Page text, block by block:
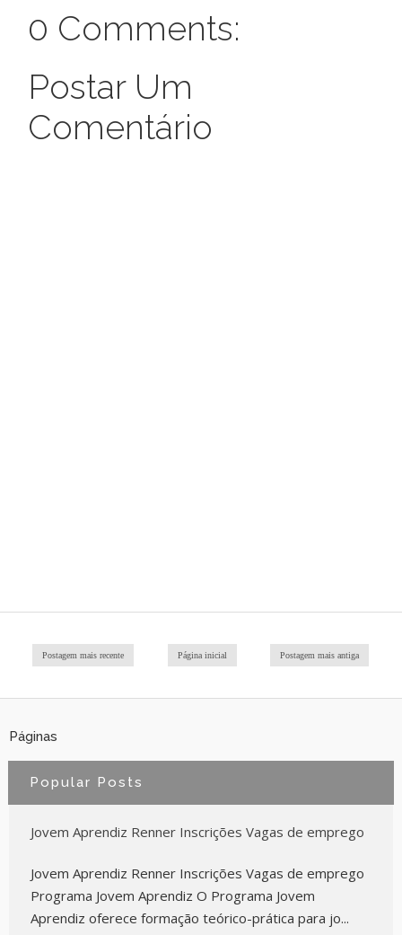
0 Comments:
Postar Um
Comentário
Postagem mais recente Postagem mais antiga
Página inicial
Páginas
Popular Posts
Jovem Aprendiz Renner Inscrições Vagas de emprego
Jovem Aprendiz Renner Inscrições Vagas de emprego
Programa Jovem Aprendiz O Programa Jovem
Aprendiz oferece formação teórico-prática para jo...